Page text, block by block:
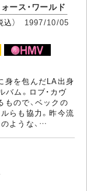
ース・ワールド
） 1997/10/05
身を包んだLA出身
バム。ロブ・カヴ
もので、ベックの
らも協力。昨今流
ような、…